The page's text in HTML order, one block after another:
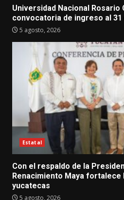
Universidad Nacional
convocatoria de ingreso al
5 agosto, 2026
Estatal
Con el respaldo de la
Renacimiento Maya fortalece
yucatecas
5 agosto, 2026